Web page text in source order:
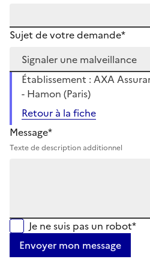
Sujet de votre demande*
Établissement : AXA
- Hamon (Paris)
Retour à la fiche
Message*
Texte de description additionnel
Je ne suis pas un robot*
Envoyer mon message